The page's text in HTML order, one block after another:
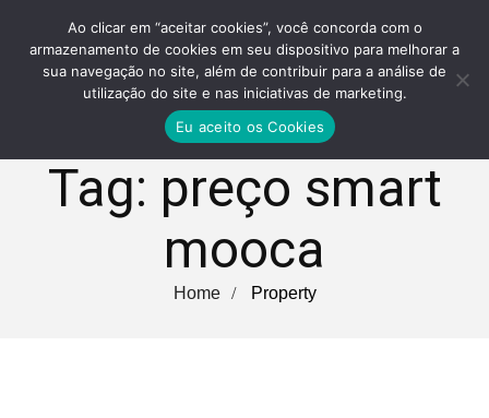
Tag: preço smart
mooca
Home Property
Ao clicar em “aceitar cookies”, você concorda com o
armazenamento de cookies em seu dispositivo para melhorar a
sua navegação no site, além de contribuir para a análise de
utilização do site e nas iniciativas de marketing.
Eu aceito os Cookies